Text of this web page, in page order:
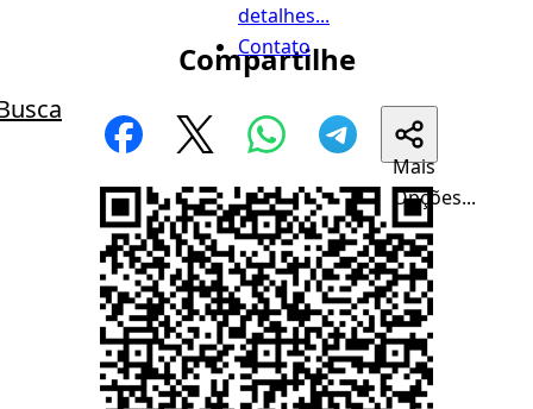
detalhes...
Contato
Compartilhe
Mais
Opções...